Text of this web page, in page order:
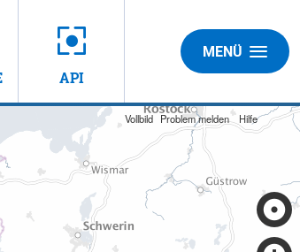
API
MENÜ